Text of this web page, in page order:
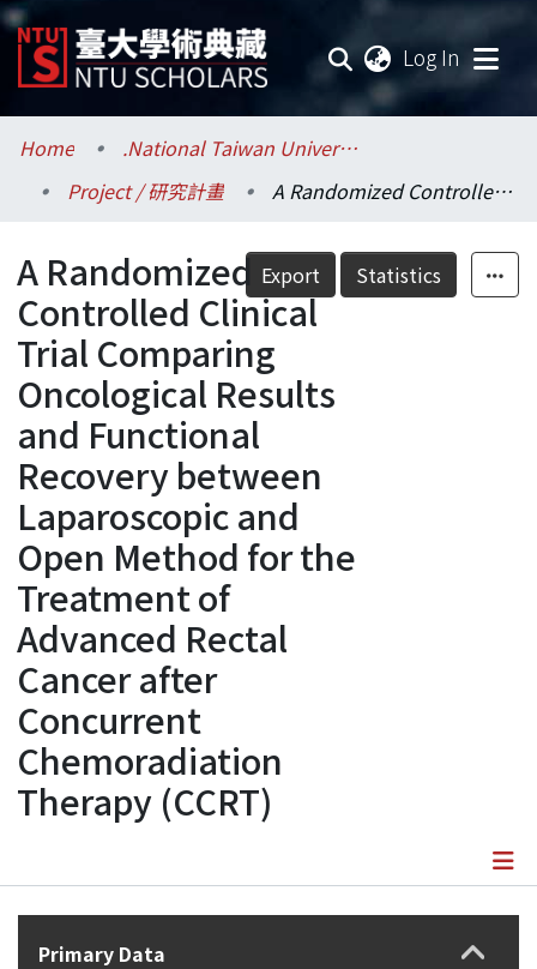
Log In
Communities & Collections
Research Outputs
Fundings & Projects
Researchers
Organizations
Statistics
Home
.National Taiwan University / 國立臺灣大學
Project / 研究計畫
A Randomized Controlled Clinical Trial Comparing Oncological Results and Functional Recovery between Laparoscopic and Open Method for the Treatment of Advanced Rectal Cancer after Concurrent Chemoradiation Therapy (CCRT)
Export Statistics
A Randomized
Controlled Clinical
Trial Comparing
Oncological Results
and Functional
Recovery between
Laparoscopic and
Open Method for the
Treatment of
Advanced Rectal
Cancer after
Concurrent
Chemoradiation
Therapy (CCRT)
Details
Primary Data